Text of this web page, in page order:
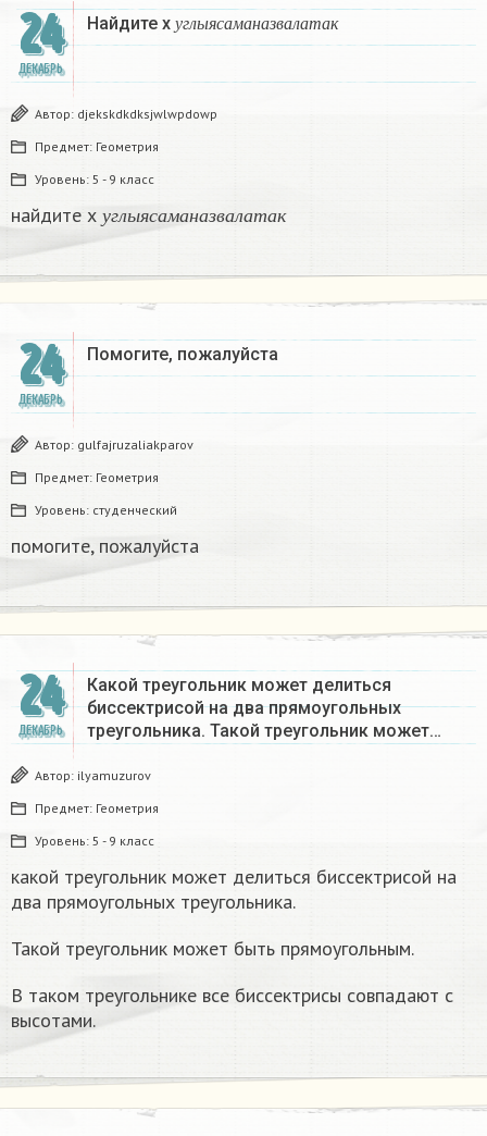
24
ДЕКАБРЬ
Найдите х у гл ыяс ама н а зв ал а т а к
углыясам ан а з алатак
Автор: djekskdkdksjwlwpdowp
Предмет: Геометрия
Уровень: 5 - 9 класс
найдите х у гл ыяс ама н аз в ал а т а к
24
ДЕКАБРЬ
Помогите, пожалуйста ​
Автор: gulfajruzaliakparov
Предмет: Геометрия
Уровень: студенческий
помогите, пожалуйста ​
24
ДЕКАБРЬ
Какой треугольник может делиться
биссектрисой на два прямоугольных
треугольника. Такой треугольник может…
Автор: ilyamuzurov
Предмет: Геометрия
Уровень: 5 - 9 класс
какой треугольник может делиться биссектрисой на
два прямоугольных треугольника.
Такой треугольник может быть прямоугольным.
В таком треугольнике все биссектрисы совпадают с
высотами.